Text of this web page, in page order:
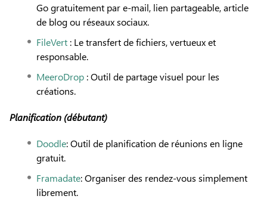
Go gratuitement par e-mail, lien partageable, article
de blog ou réseaux sociaux.
FileVert : Le transfert de fichiers, vertueux et
responsable.
MeeroDrop : Outil de partage visuel pour les
créations.
Planification (débutant)
Doodle: Outil de planification de réunions en ligne
gratuit.
Framadate: Organiser des rendez-vous simplement
librement.